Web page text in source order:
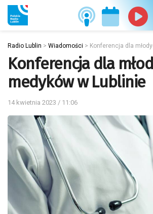
Radio Lublin > Wiadomości > Konferencja dla
Konferencja dla
medyków w Lublinie
14 kwietnia 2023 / 11:06